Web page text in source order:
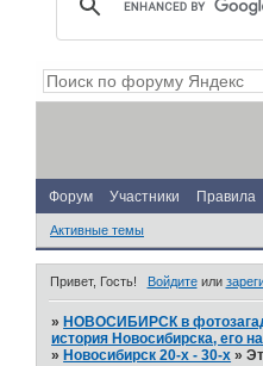
Форум Участники Правила
Активные темы
Привет, Гость! Войдитеили
» НОВОСИБИРСК в
история Новосибирска, его
» Новосибирск 20-х - 30-х »